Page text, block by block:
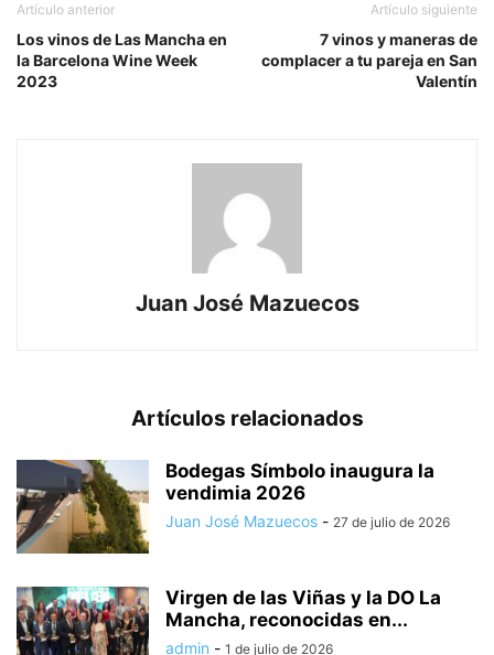
Artículo anterior
Los vinos de Las Mancha en
la Barcelona Wine Week
2023
Artículo siguiente
7 vinos y maneras de
complacer a tu pareja en San
Valentín
Juan José Mazuecos
Artículos relacionados
Bodegas Símbolo inaugura la
vendimia 2026
Juan José Mazuecos - 27 de julio de 2026
Virgen de las Viñas y la DO La
Mancha, reconocidas en...
admin - 1 de julio de 2026